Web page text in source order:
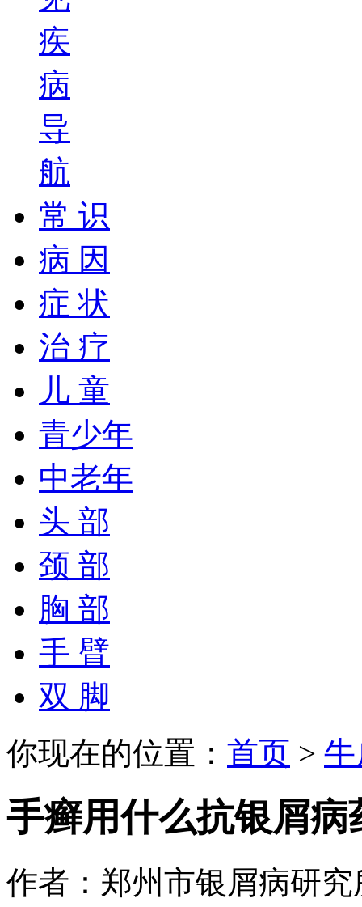
疾
病
导
航
常 识
病 因
症 状
治 疗
儿 童
青少年
中老年
头 部
颈 部
胸 部
手 臂
双 脚
你现在的位置： 首页 >
手癣用什么抗银屑病
作者：郑州市银屑病研究